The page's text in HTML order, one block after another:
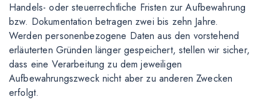
Handels- oder steuerrechtliche Fristen zur Aufbewahrung
bzw. Dokumentation betragen zwei bis zehn Jahre.
Werden personenbezogene Daten aus den vorstehend
erläuterten Gründen länger gespeichert, stellen wir sicher,
dass eine Verarbeitung zu dem jeweiligen
Aufbewahrungszweck nicht aber zu anderen Zwecken
erfolgt.